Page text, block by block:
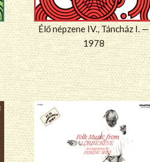
Élő népzene IV., Táncház I. —
1978